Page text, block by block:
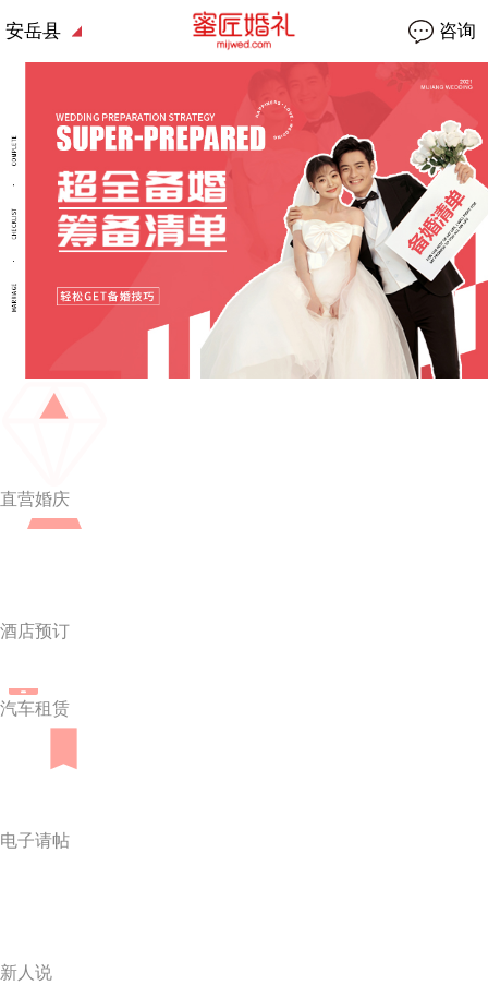
安岳县 咨询
直营婚庆
酒店预订
汽车租赁
电子请帖
新人说